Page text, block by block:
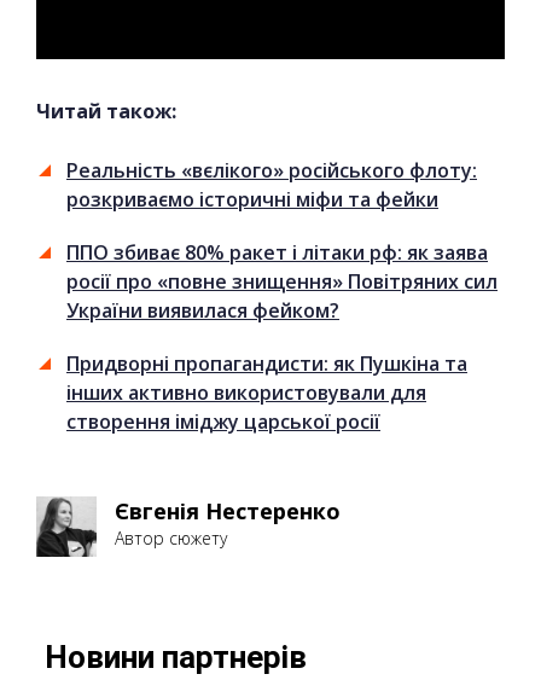
Читай також:
Реальність «вєлікого» російського флоту:
розкриваємо історичні міфи та фейки
ППО збиває 80% ракет і літаки рф: як заява
росії про «повне знищення» Повітряних сил
України виявилася фейком?
Придворні пропагандисти: як Пушкіна та
інших активно використовували для
створення іміджу царської росії
Євгенія Нестеренко
Автор сюжету